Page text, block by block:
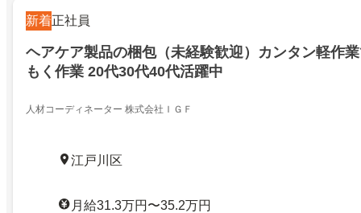
新着正社員
ヘアケア製品の梱包（未経験歓迎）カンタン軽作
もく作業 20代30代40代活躍中
人材コーディネーター 株式会社ＩＧＦ
江戸川区
月給31.3万円〜35.2万円